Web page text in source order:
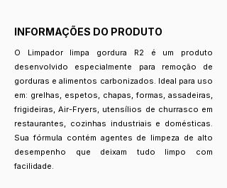
INFORMAÇÕES DO PRODUTO
O Limpador limpa gordura R2 é um produto
desenvolvido especialmente para remoção de
gorduras e alimentos carbonizados. Ideal para uso
em: grelhas, espetos, chapas, formas, assadeiras,
frigideiras, Air-Fryers, utensílios de churrasco em
restaurantes, cozinhas industriais e domésticas.
Sua fórmula contém agentes de limpeza de alto
desempenho que deixam tudo limpo com
facilidade.